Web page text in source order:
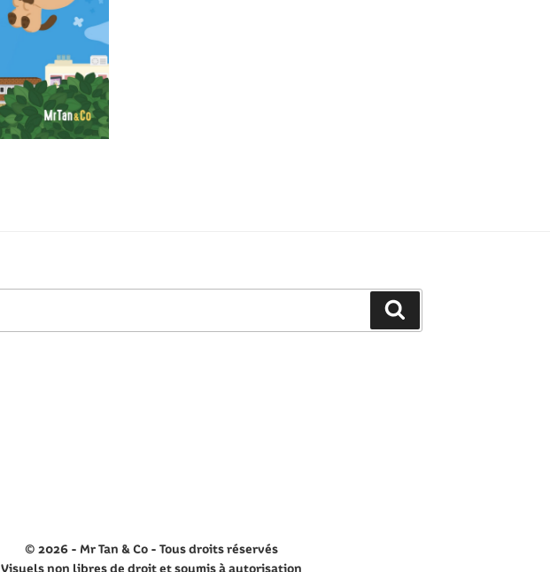
©️ 2026 - Mr Tan & Co - Tous droits réservés
Visuels non libres de droit et soumis à autorisation